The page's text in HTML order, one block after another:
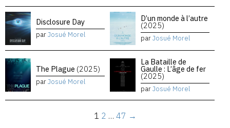
Disclosure Day
parJosué Morel
D’un monde à l’autre
(2025)
parJosué Morel
The Plague (2025)
parJosué Morel
La Bataille de
Gaulle : L’âge de fer
(2025)
parJosué Morel
1 2 … 47 →